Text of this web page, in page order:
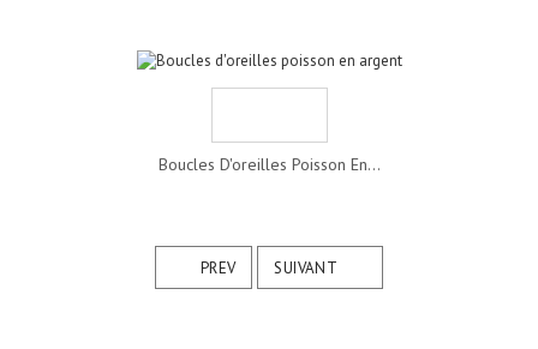
Boucles D'oreilles Poisson En...
PREV SUIVANT